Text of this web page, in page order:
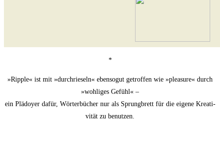
*
»Ripp­le« ist mit »durch­rie­seln« eben­so­gut getrof­fen wie »plea­su­re« durch
»woh­li­ges Gefühl« –
ein Plä­doy­er dafür, Wör­ter­bü­cher nur als Sprung­brett für die eige­ne Krea­ti­
vi­tät zu benutzen.